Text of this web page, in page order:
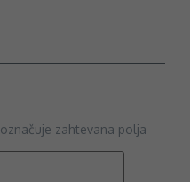
označuje zahtevana polja